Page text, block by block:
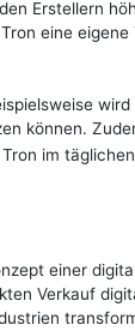
Erstellern
eine eigene
wird
können.
im
einer
Verkauf